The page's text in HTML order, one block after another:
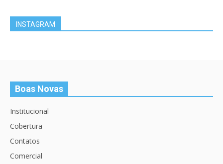
INSTAGRAM
Boas Novas
Institucional
Cobertura
Contatos
Comercial